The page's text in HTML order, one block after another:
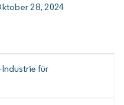
28, 2024
für